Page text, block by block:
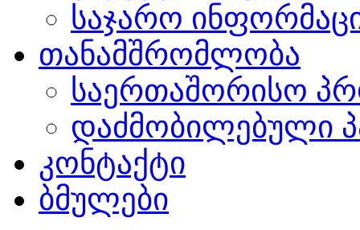
საჯარო
თანამშრომლობა
საერთაშორისო
დაძმობილებული
კონტაქტი
ბმულები